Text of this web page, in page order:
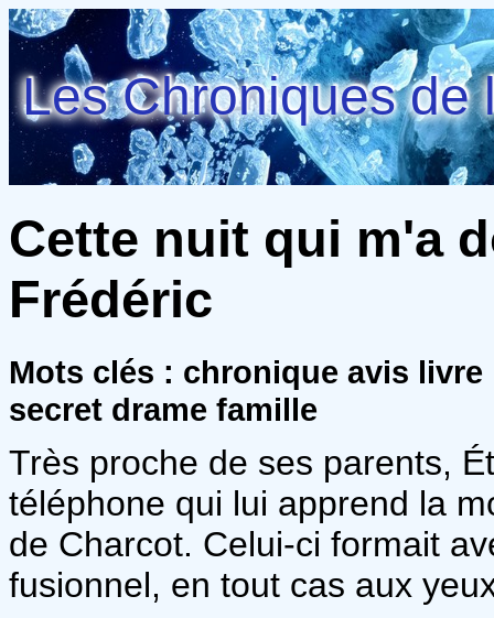
Les Chroniques de
Cette nuit qui m'a
Frédéric
Mots clés : chronique avis
secret drame famille
Très proche de ses parents,
téléphone qui lui apprend la
de Charcot. Celui-ci formait
fusionnel, en tout cas aux